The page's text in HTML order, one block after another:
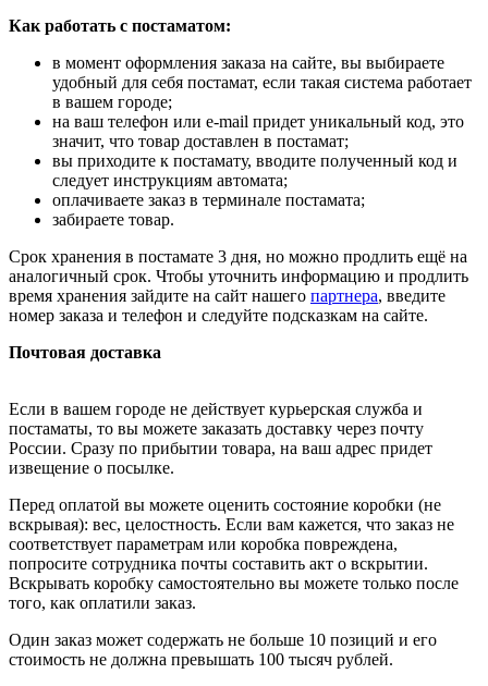
Как работать с постаматом:
в момент оформления заказа на сайте, вы выбираете
удобный для себя постамат, если такая система работает
в вашем городе;
на ваш телефон или e-mail придет уникальный код, это
значит, что товар доставлен в постамат;
вы приходите к постамату, вводите полученный код и
следует инструкциям автомата;
оплачиваете заказ в терминале постамата;
забираете товар.
Срок хранения в постамате 3 дня, но можно продлить ещё на
аналогичный срок. Чтобы уточнить информацию и продлить
время хранения зайдите на сайт нашего партнера, введите
номер заказа и телефон и следуйте подсказкам на сайте.
Почтовая доставка
Если в вашем городе не действует курьерская служба и
постаматы, то вы можете заказать доставку через почту
России. Сразу по прибытии товара, на ваш адрес придет
извещение о посылке.
Перед оплатой вы можете оценить состояние коробки (не
вскрывая): вес, целостность. Если вам кажется, что заказ не
соответствует параметрам или коробка повреждена,
попросите сотрудника почты составить акт о вскрытии.
Вскрывать коробку самостоятельно вы можете только после
того, как оплатили заказ.
Один заказ может содержать не больше 10 позиций и его
стоимость не должна превышать 100 тысяч рублей.